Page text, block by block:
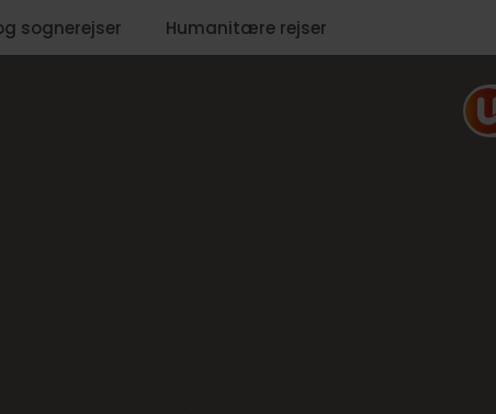
sognerejser Humanitære rejser